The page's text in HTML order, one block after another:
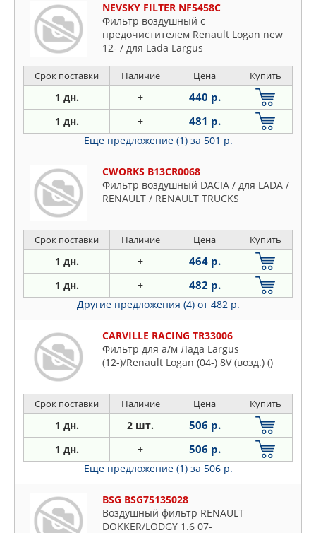
NEVSKY FILTER NF5458C
Фильтр воздушный с
предочистителем Renault Logan new
12- / для Lada Largus
Срок поставки Наличие Цена Купить
1 дн. + 440 р.
1 дн. + 481 р.
Еще предложение (1) за 501 р.
CWORKS B13CR0068
Фильтр воздушный DACIA / для LADA /
RENAULT / RENAULT TRUCKS
Срок поставки Наличие Цена Купить
1 дн. + 464 р.
1 дн. + 482 р.
Другие предложения (4) от 482 р.
CARVILLE RACING TR33006
Фильтр для а/м Лада Largus
(12-)/Renault Logan (04-) 8V (возд.) ()
Срок поставки Наличие Цена Купить
1 дн. 2 шт. 506 р.
1 дн. + 506 р.
Еще предложение (1) за 506 р.
BSG BSG75135028
Воздушный фильтр RENAULT
DOKKER/LODGY 1.6 07-